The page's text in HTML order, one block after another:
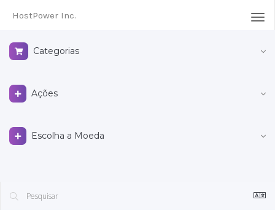
HostPower Inc.
Categorias
Ações
Escolha a Moeda